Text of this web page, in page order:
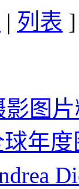
| 列表 ]
影图
球年